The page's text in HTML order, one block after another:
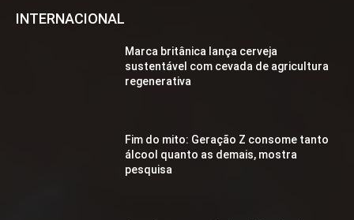
INTERNACIONAL
Marca britânica lança cerveja
sustentável com cevada de agricultura
regenerativa
Fim do mito: Geração Z consome tanto
álcool quanto as demais, mostra
pesquisa